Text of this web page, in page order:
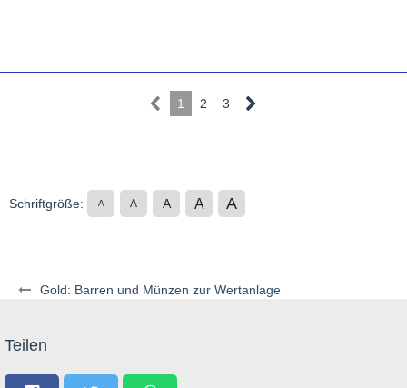
Gold: Barren und Münzen zur Wertanlage
1 2 3
Schriftgröße: A A A A A
Teilen